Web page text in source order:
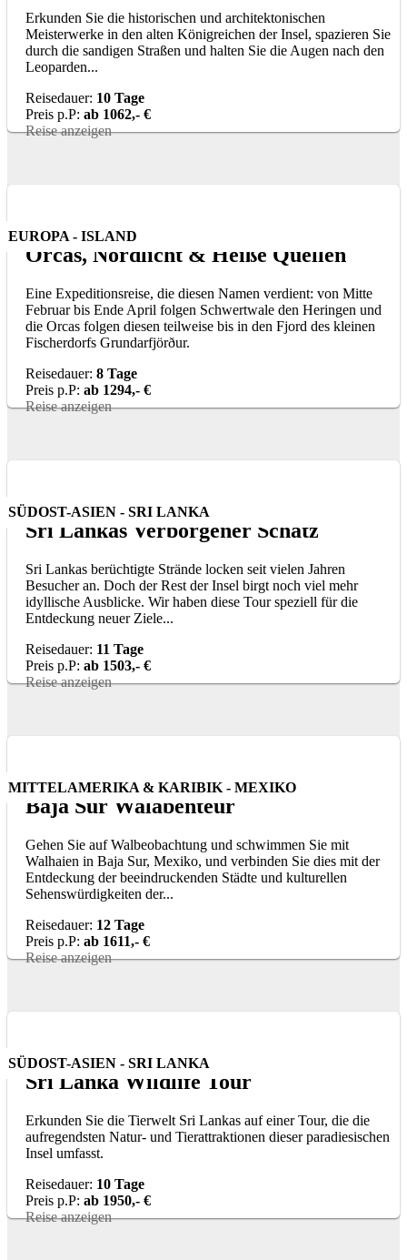
Erkunden Sie die historischen und architektonischen
Meisterwerke in den alten Königreichen der Insel, spazieren Sie
durch die sandigen Straßen und halten Sie die Augen nach den
Leoparden...
Reisedauer: 10 Tage
Preis p.P: ab 1062,- €
Reise anzeigen
EUROPA - ISLAND
Orcas, Nordlicht & Heiße Quellen
Eine Expeditionsreise, die diesen Namen verdient: von Mitte
Februar bis Ende April folgen Schwertwale den Heringen und
die Orcas folgen diesen teilweise bis in den Fjord des kleinen
Fischerdorfs Grundarfjörður.
Reisedauer: 8 Tage
Preis p.P: ab 1294,- €
Reise anzeigen
SÜDOST-ASIEN - SRI LANKA
Sri Lankas Verborgener Schatz
Sri Lankas berüchtigte Strände locken seit vielen Jahren
Besucher an. Doch der Rest der Insel birgt noch viel mehr
idyllische Ausblicke. Wir haben diese Tour speziell für die
Entdeckung neuer Ziele...
Reisedauer: 11 Tage
Preis p.P: ab 1503,- €
Reise anzeigen
MITTELAMERIKA & KARIBIK - MEXIKO
Baja Sur Walabenteur
Gehen Sie auf Walbeobachtung und schwimmen Sie mit
Walhaien in Baja Sur, Mexiko, und verbinden Sie dies mit der
Entdeckung der beeindruckenden Städte und kulturellen
Sehenswürdigkeiten der...
Reisedauer: 12 Tage
Preis p.P: ab 1611,- €
Reise anzeigen
SÜDOST-ASIEN - SRI LANKA
Sri Lanka Wildlife Tour
Erkunden Sie die Tierwelt Sri Lankas auf einer Tour, die die
aufregendsten Natur- und Tierattraktionen dieser paradiesischen
Insel umfasst.
Reisedauer: 10 Tage
Preis p.P: ab 1950,- €
Reise anzeigen